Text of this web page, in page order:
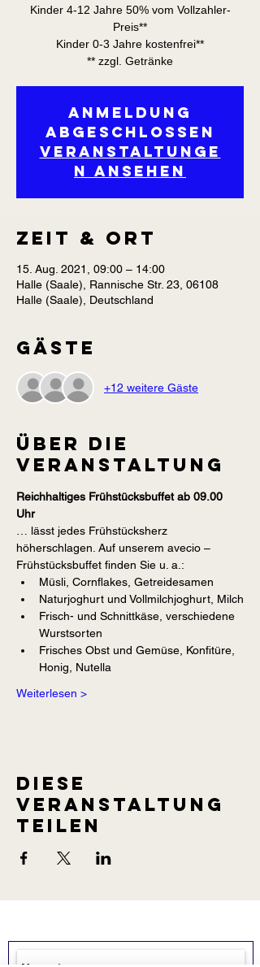
Kinder 4-12 Jahre 50% vom Vollzahler-
Preis**
Kinder 0-3 Jahre kostenfrei**
** zzgl. Getränke
Anmeldung
abgeschlossen
Veranstaltunge
n ansehen
Zeit & Ort
15. Aug. 2021, 09:00 – 14:00
Halle (Saale), Rannische Str. 23, 06108
Halle (Saale), Deutschland
Gäste
+12 weitere Gäste
Über die
Veranstaltung
Reichhaltiges Frühstücksbuffet ab 09.00
Uhr
… lässt jedes Frühstücksherz
höherschlagen. Auf unserem avecio –
Frühstücksbuffet finden Sie u. a.:
Müsli, Cornflakes, Getreidesamen
Naturjoghurt und Vollmilchjoghurt, Milch
Frisch- und Schnittkäse, verschiedene
Wurstsorten
Frisches Obst und Gemüse, Konfitüre,
Honig, Nutella
Weiterlesen >
Diese
Veranstaltung
teilen